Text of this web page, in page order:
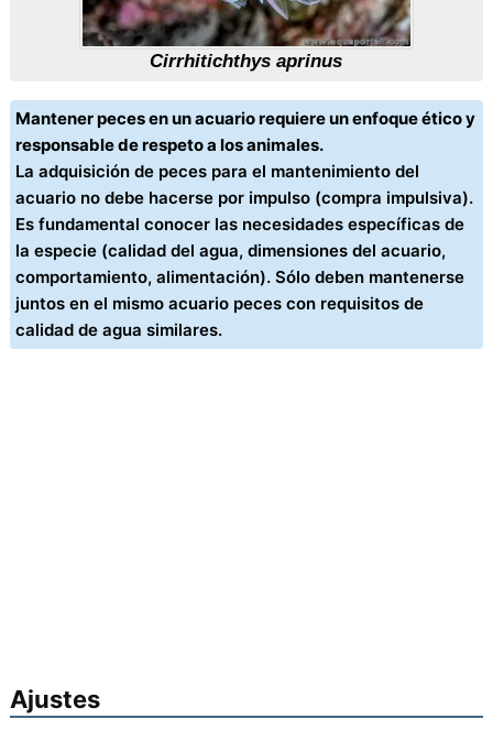
Cirrhitichthys aprinus
Mantener peces en un acuario requiere un enfoque ético y
responsable de respeto a los animales.
La adquisición de peces para el mantenimiento del
acuario no debe hacerse por impulso (compra impulsiva).
Es fundamental conocer las necesidades específicas de
la especie (calidad del agua, dimensiones del acuario,
comportamiento, alimentación). Sólo deben mantenerse
juntos en el mismo acuario peces con requisitos de
calidad de agua similares.
Ajustes